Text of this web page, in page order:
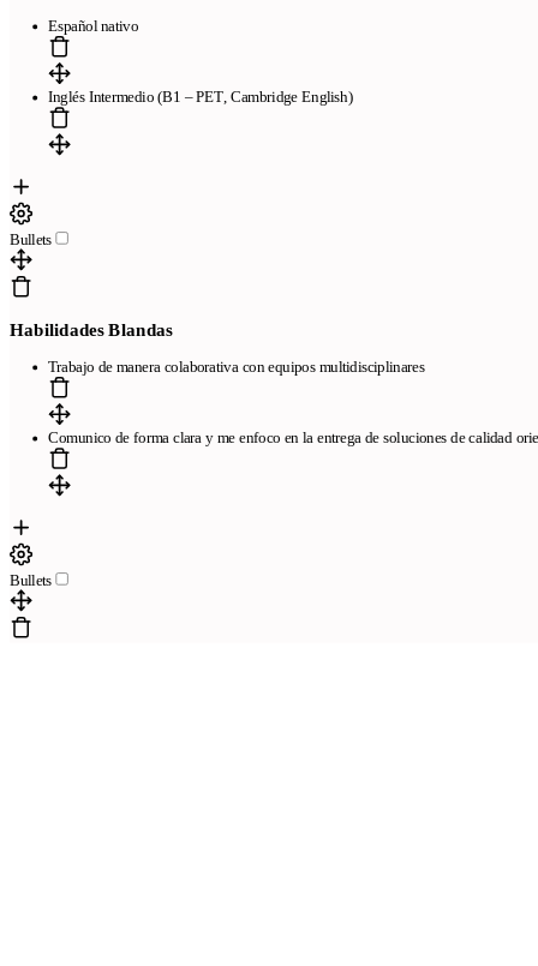
Español nativo
Inglés Intermedio (B1 – PET, Cambridge English)
Bullets
Habilidades Blandas
Trabajo de manera colaborativa con equipos multidisciplinares
Comunico de forma clara y me enfoco en la entrega de soluciones de calidad
Bullets